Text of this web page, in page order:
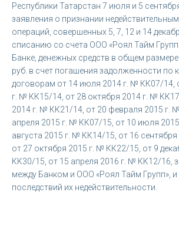
Республики Татарстан 7 июля и 5
заявления о признании
операций, совершенных 5, 7, 12 и 14
списанию со счета ООО «Роял Тайм
Банке, денежных средств в общем
руб. в счет погашения задолженности по
договорам от 14 июля 2014 г. № КК07/14,
г. № КК15/14, от 28 октября 2014 г. №
2014 г. № КК21/14, от 20 февраля 2015 г.
апреля 2015 г. № КК07/15, от 10 июля
августа 2015 г. № КК14/15, от 16
от 27 октября 2015 г. № КК22/15, от 9
КК30/15, от 15 апреля 2016 г. № КК12/16,
между Банком и ООО «Роял Тайм Групп», и
последствий их недействительности.